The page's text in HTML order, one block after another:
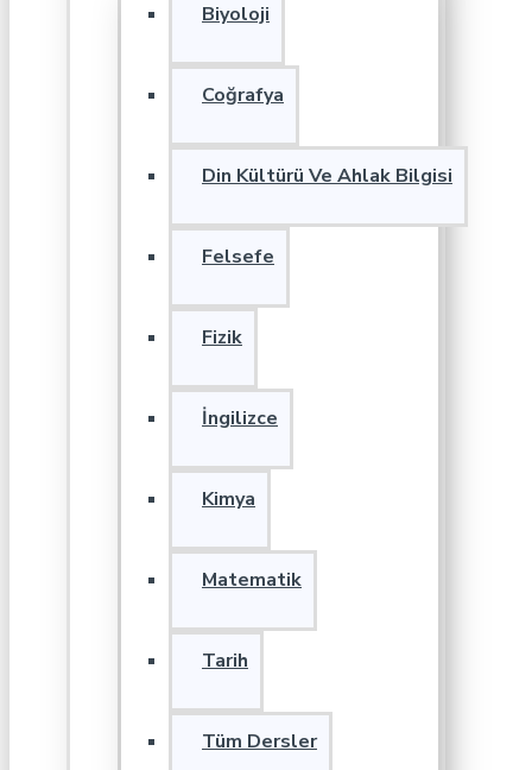
Biyoloji
Coğrafya
Din Kültürü Ve Ahlak Bilgisi
Felsefe
Fizik
İngilizce
Kimya
Matematik
Tarih
Tüm Dersler